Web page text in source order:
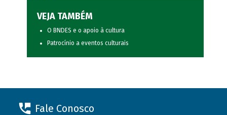
VEJA TAMBÉM
O BNDES e o apoio à cultura
Patrocínio a eventos culturais
Fale Conosco